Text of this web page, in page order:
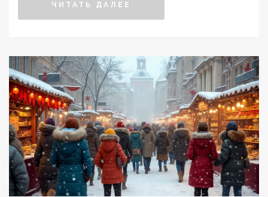
как сделать это доступным и увлекательным для
ваших детей.
ЧИТАТЬ ДАЛЕЕ